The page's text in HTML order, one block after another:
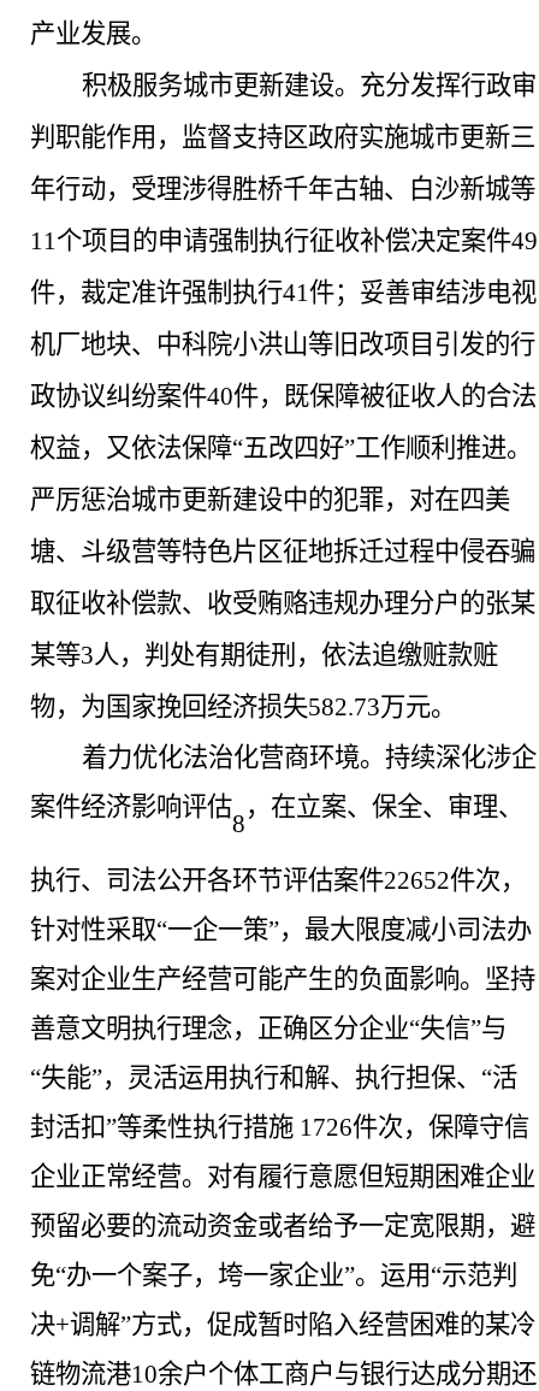
产业发展。
积极服务城市更新建设。 充分发挥行政审
判职能作用，监督支持区政府实施城市更新三
年行动，受理涉得胜桥千年古轴、白沙新城等
11个项目的申请强制执行征收补偿决定案件49
件，裁定准许强制执行41件；妥善审结涉电视
机厂地块、中科院小洪山等旧改项目引发的行
政协议纠纷案件40件，既保障被征收人的合法
权益，又依法保障“五改四好”工作顺利推进。
严厉惩治城市更新建设中的犯罪，对在四美
塘、斗级营等特色片区征地拆迁过程中侵吞骗
取征收补偿款、收受贿赂违规办理分户的张某
某等3人，判处有期徒刑，依法追缴赃款赃
物，为国家挽回经济损失582.73万元。
着力优化法治化营商环境。 持续深化涉企
案件经济影响评估
8
，在立案、保全、审理、
执行、司法公开各环节评估案件22652件次，
针对性采取“一企一策”，最大限度减小司法办
案对企业生产经营可能产生的负面影响。坚持
善意文明执行理念，正确区分企业“失信”与
“失能”，灵活运用执行和解、执行担保、“活
封活扣”等柔性执行措施 1726件次，保障守信
企业正常经营。对有履行意愿但短期困难企业
预留必要的流动资金或者给予一定宽限期，避
免“办一个案子，垮一家企业”。运用“示范判
决+调解”方式，促成暂时陷入经营困难的某冷
链物流港10余户个体工商户与银行达成分期还